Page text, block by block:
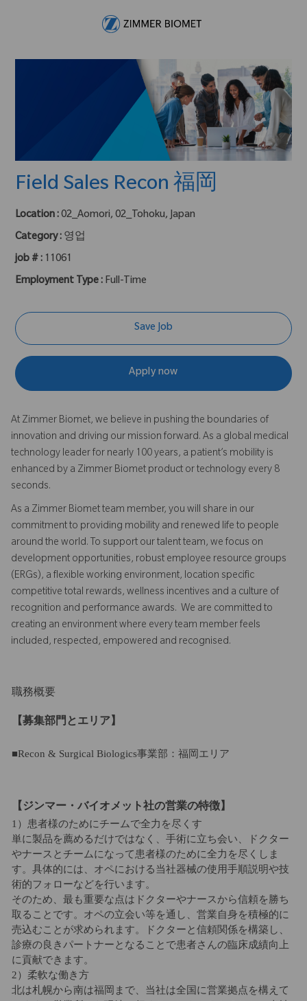
Field Sales Recon 福岡
Location : 02_Aomori, 02_Tohoku, Japan
Category : 영업
job # : 11061
Employment Type : Full-Time
Save Job
Apply now
At Zimmer Biomet, we believe in pushing the boundaries of
innovation and driving our mission forward. As a global medical
technology leader for nearly 100 years, a patient’s mobility is
enhanced by a Zimmer Biomet product or technology every 8
seconds.
As a Zimmer Biomet team member, you will share in our
commitment to providing mobility and renewed life to people
around the world. To support our talent team, we focus on
development opportunities, robust employee resource groups
(ERGs), a flexible working environment, location specific
competitive total rewards, wellness incentives and a culture of
recognition and performance awards. We are committed to
creating an environment where every team member feels
included, respected, empowered and recognised.
職務概要
【募集部門とエリア】
■Recon & Surgical Biologics事業部：福岡エリア
【ジンマー・バイオメット社の営業の特徴】
1）患者様のためにチームで全力を尽くす
単に製品を薦めるだけではなく、手術に立ち会い、ドクター
やナースとチームになって患者様のために全力を尽くしま
す。具体的には、オペにおける当社器械の使用手順説明や技
術的フォローなどを行います。
そのため、最も重要な点はドクターやナースから信頼を勝ち
取ることです。オペの立会い等を通し、営業自身を積極的に
売込むことが求められます。ドクターと信頼関係を構築し、
診療の良きパートナーとなることで患者さんの臨床成績向上
に貢献できます。
2）柔軟な働き方
北は札幌から南は福岡まで、当社は全国に営業拠点を構えて